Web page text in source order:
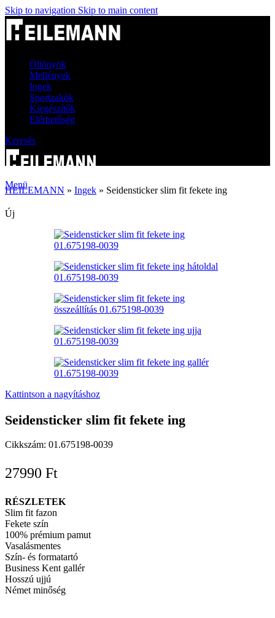
Skip to navigation Skip to main content
Öltönyök
Mellények
Ingek
Sportzakók
Kiegészítők
Elérhetőség
Keresés
Menü
HEILEMANN » Ingek » Seidensticker slim fit fekete ing
Új
Kattintson a nagyításhoz
Seidensticker slim fit fekete ing
Cikkszám: 01.675198-0039
27990 Ft
RÉSZLETEK
Slim fit fazon
Fekete szín
100% prémium pamut
Vasalásmentes
Szín- és formatartó
Business Kent gallér
Hosszú ujjú
Német minőség